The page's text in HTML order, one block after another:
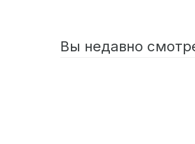
Вы недавно